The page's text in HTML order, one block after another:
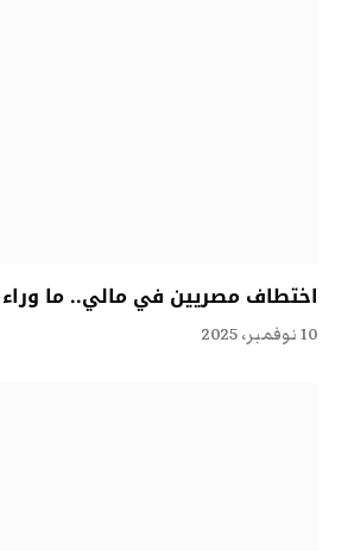
اختطاف مصريين في مالي.. ما
10 نوفمبر، 2025